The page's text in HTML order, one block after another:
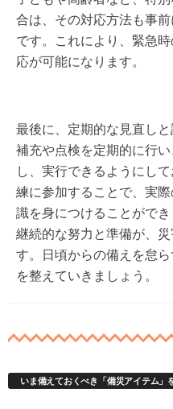
合は、その対応方法も事
です。これにより、緊急
応が可能になります。
最後に、定期的な見直し
補充や点検を定期的に行
し、実行できるようにし
練に参加することで、実
識を身につけることができ
継続的な努力と準備が、
す。日頃からの備えを怠
を整えていきましょう。
いま備えておくべき「備災アイテム